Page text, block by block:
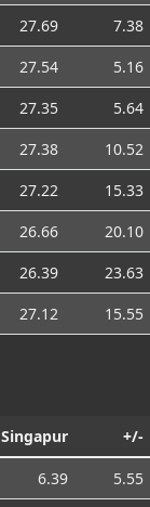
27.69
7.38
27.54
5.16
27.35
5.64
27.38
10.52
27.22
15.33
26.66
20.10
26.39
23.63
27.12 15.55
Singapur +/-
6.39
5.55